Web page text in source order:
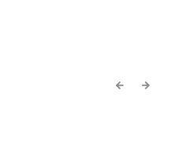
Previous
Next